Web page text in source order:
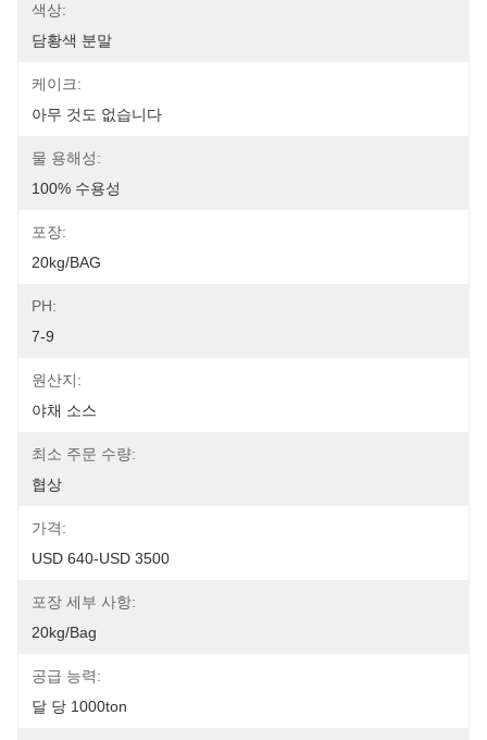
색상:
담황색 분말
케이크:
아무 것도 없습니다
물 용해성:
100% 수용성
포장:
20kg/BAG
PH:
7-9
원산지:
야채 소스
최소 주문 수량:
협상
가격:
USD 640-USD 3500
포장 세부 사항:
20kg/bag
공급 능력:
달 당 1000ton